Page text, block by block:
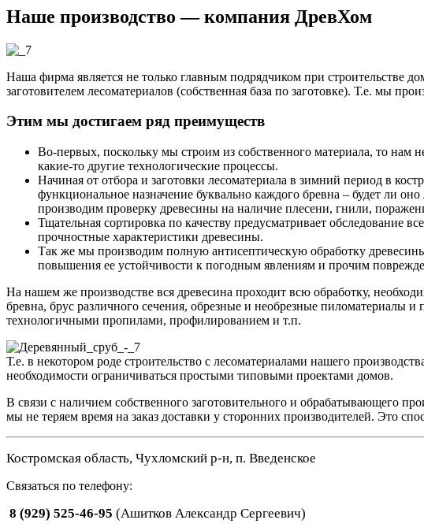
Наше производство — компания ДревХом
Наша фирма является не только главным подрядчиком при строительстве
заготовителем лесоматериалов (собственная база по заготовке). Т.е. мы
Этим мы достигаем ряд преимуществ
Во-первых, поскольку мы строим из собственного материала, то нам
какие-то другие технологические процессы.
Начиная от отбора и заготовки лесоматериала в зимний период в
функциональное назначение буквально каждого бревна – будет ли
производим проверку древесины на наличие плесени, гнили,
Тщательная сортировка по качеству предусматривает
прочностные характеристики древесины.
Так же мы производим полную антисептическую обработку
повышения ее устойчивости к погодным явлениям и прочим
На нашем же производстве вся древесина проходит всю обработку,
бревна, брус различного сечения, обрезные и необрезные пиломатериалы
технологичными пропилами, профилированием и т.п.
Т.е. в некотором роде строительство с лесоматериалами нашего
необходимости ограничиваться простыми типовыми проектами домов.
В связи с наличием собственного заготовительного и обрабатывающего
мы не теряем время на заказ доставки у сторонних производителей. Это
Костромская область, Чухломский р-н, п. Введенское
Cвязаться по телефону:
8 (929) 525-46-95 (Ашитков Александр Сергеевич)